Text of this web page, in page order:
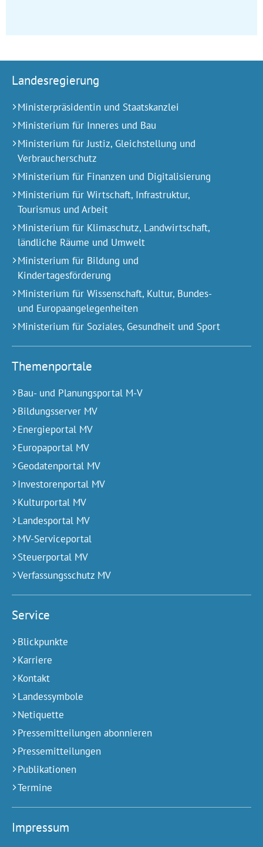
Landesregierung
Ministerpräsidentin und Staatskanzlei
Ministerium für Inneres und Bau
Ministerium für Justiz, Gleichstellung und
Verbraucherschutz
Ministerium für Finanzen und Digitalisierung
Ministerium für Wirtschaft, Infrastruktur,
Tourismus und Arbeit
Ministerium für Klimaschutz, Landwirtschaft,
ländliche Räume und Umwelt
Ministerium für Bildung und
Kindertagesförderung
Ministerium für Wissenschaft, Kultur, Bundes-
und Europa­angelegen­heiten
Ministerium für Soziales, Gesundheit und Sport
Themenportale
Bau- und Planungsportal M-V
Bildungsserver MV
Energieportal MV
Europaportal MV
Geodatenportal MV
Investorenportal MV
Kulturportal MV
Landesportal MV
MV-Serviceportal
Steuerportal MV
Verfassungsschutz MV
Service
Blickpunkte
Karriere
Kontakt
Landessymbole
Netiquette
Pressemitteilungen abonnieren
Pressemitteilungen
Publikationen
Termine
Impressum